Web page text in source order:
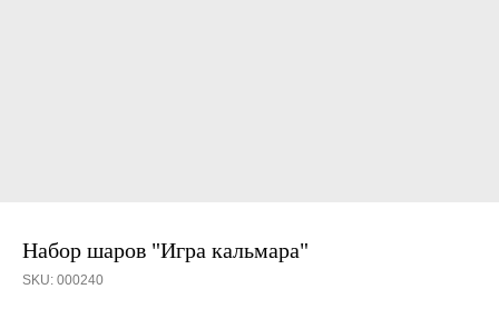
Набор шаров "Игра кальмара"
SKU: 000240